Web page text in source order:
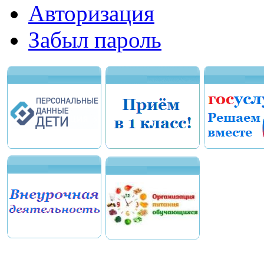
Авторизация
Забыл пароль